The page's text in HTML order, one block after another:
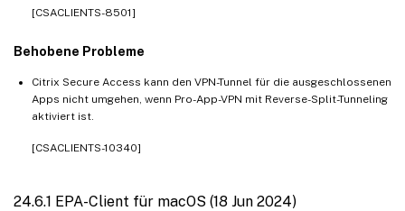
[CSACLIENTS-8501]
Behobene Probleme
Citrix Secure Access kann den VPN-Tunnel für die ausgeschlossenen
Apps nicht umgehen, wenn Pro-App-VPN mit Reverse-Split-Tunneling
aktiviert ist.
[CSACLIENTS-10340]
24.6.1 EPA-Client für macOS (18 Jun 2024)